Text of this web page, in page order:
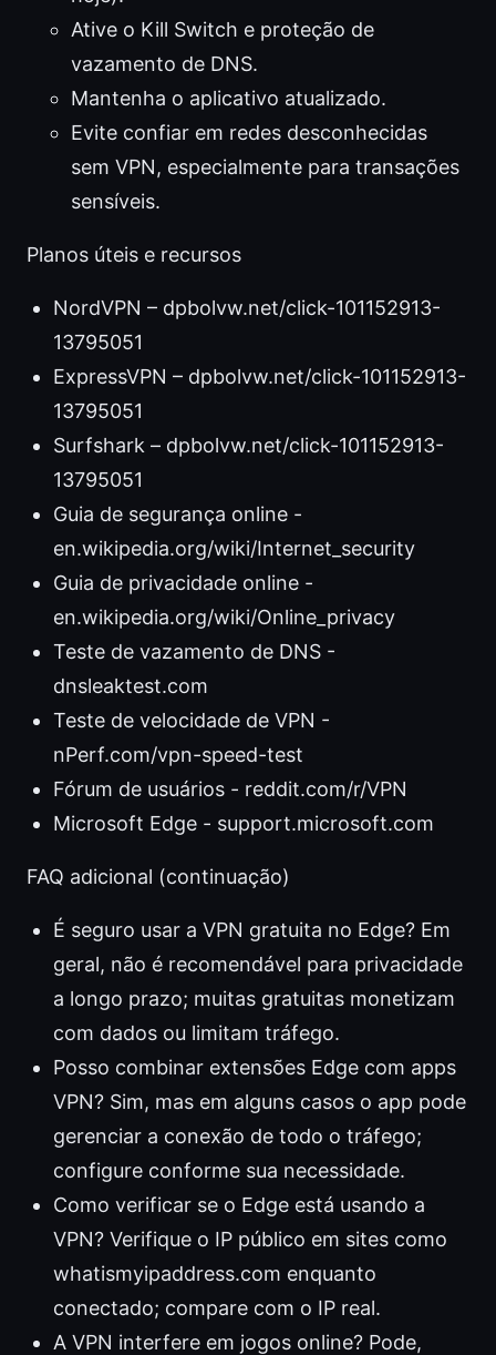
Ative o Kill Switch e proteção de
vazamento de DNS.
Mantenha o aplicativo atualizado.
Evite confiar em redes desconhecidas
sem VPN, especialmente para transações
sensíveis.
Planos úteis e recursos
NordVPN – dpbolvw.net/click-101152913-
13795051
ExpressVPN – dpbolvw.net/click-101152913-
13795051
Surfshark – dpbolvw.net/click-101152913-
13795051
Guia de segurança online -
en.wikipedia.org/wiki/Internet_security
Guia de privacidade online -
en.wikipedia.org/wiki/Online_privacy
Teste de vazamento de DNS -
dnsleaktest.com
Teste de velocidade de VPN -
nPerf.com/vpn-speed-test
Fórum de usuários - reddit.com/r/VPN
Microsoft Edge - support.microsoft.com
FAQ adicional (continuação)
É seguro usar a VPN gratuita no Edge? Em
geral, não é recomendável para privacidade
a longo prazo; muitas gratuitas monetizam
com dados ou limitam tráfego.
Posso combinar extensões Edge com apps
VPN? Sim, mas em alguns casos o app pode
gerenciar a conexão de todo o tráfego;
configure conforme sua necessidade.
Como verificar se o Edge está usando a
VPN? Verifique o IP público em sites como
whatismyipaddress.com enquanto
conectado; compare com o IP real.
A VPN interfere em jogos online? Pode,